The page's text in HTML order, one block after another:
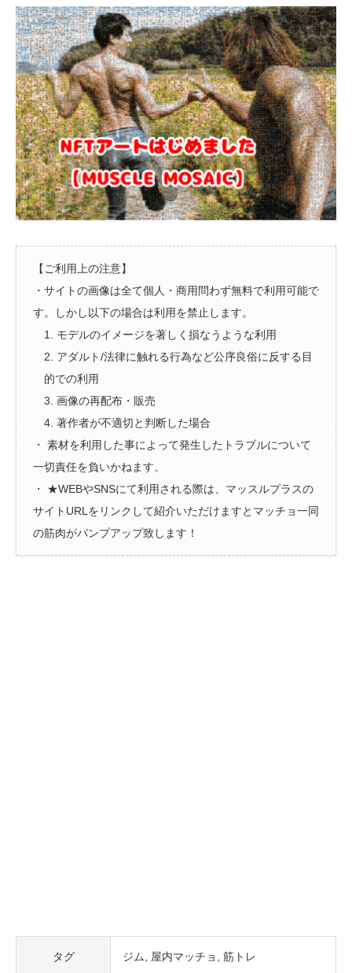
【ご利用上の注意】
・サイトの画像は全て個人・商用問わず無料で利用可能で
す。しかし以下の場合は利用を禁止します。
1. モデルのイメージを著しく損なうような利用
2. アダルト/法律に触れる行為など公序良俗に反する目
的での利用
3. 画像の再配布・販売
4. 著作者が不適切と判断した場合
・ 素材を利用した事によって発生したトラブルについて
一切責任を負いかねます。
・ ★WEBやSNSにて利用される際は、マッスルプラスの
サイトURLをリンクして紹介いただけますとマッチョ一同
の筋肉がパンプアップ致します！
タグ ジム 屋内マッチョ 筋トレ